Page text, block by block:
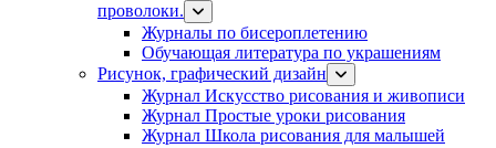
проволоки.
Журналы по бисероплетению
Обучающая литература по украшениям
Рисунок, графический дизайн
Журнал Искусство рисования и живописи
Журнал Простые уроки рисования
Журнал Школа рисования для малышей